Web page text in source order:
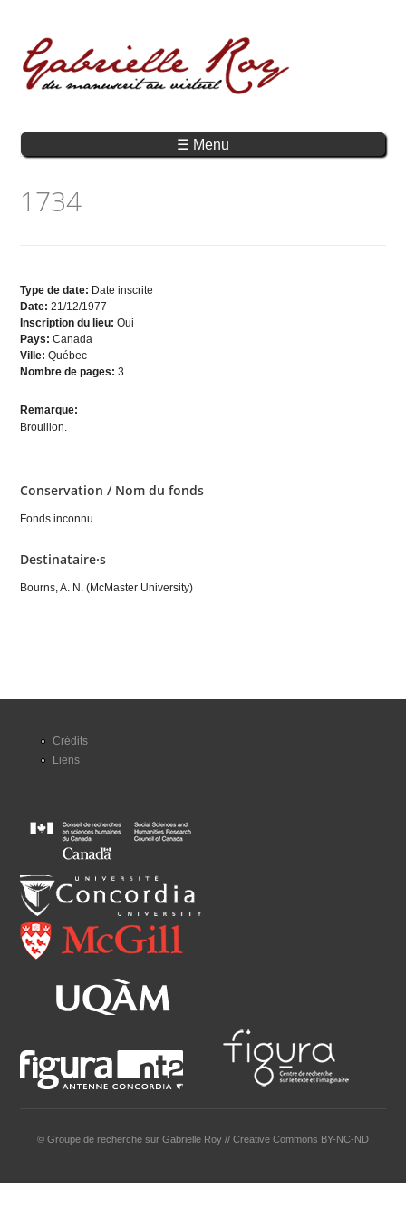
☰ Menu
1734
Type de date: Date inscrite
Date:21/12/1977
Inscription du lieu:Oui
Pays:Canada
Ville:Québec
Nombre de pages:3
Remarque:
Brouillon.
Conservation / Nom du fonds
Fonds inconnu
Destinataire·s
Bourns, A. N. (McMaster University)
Crédits
Liens
© Groupe de recherche sur Gabrielle Roy // Creative Commons BY-NC-ND